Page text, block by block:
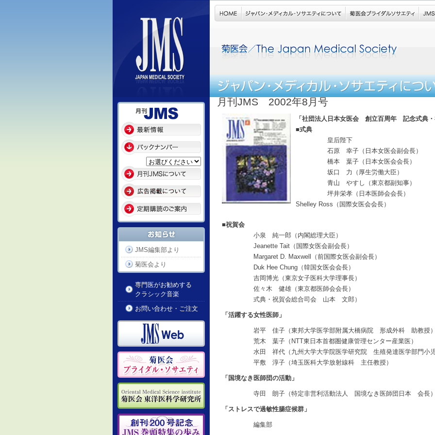
JMS編集部より
菊医会より
専門医がお勧めする
クラシック音楽
お問い合わせ・ご注文
月刊JMS 2002年8月号
「社団法人日本女医会 創立百周年 記念式典
■式典
皇后陛下
石原 幸子（日本女医会副会長）
橋本 葉子（日本女医会会長）
坂口 力（厚生労働大臣）
青山 やすし（東京都副知事）
坪井栄孝（日本医師会会長）
Shelley Ross（国際女医会会長）
■祝賀会
小泉 純一郎（内閣総理大臣）
Jeanette Tait（国際女医会副会長）
Margaret D. Maxwell（前国際女医会副会長）
Duk Hee Chung（韓国女医会会長）
吉岡博光（東京女子医科大学理事長）
佐々木 健雄（東京都医師会会長）
式典・祝賀会総合司会 山本 文郎）
「活躍する女性医師」
岩平 佳子（東邦大学医学部附属大橋病院 形成外科 助教授
荒木 葉子（NTT東日本首都圏健康管理センター産業医）
水田 祥代（九州大学大学院医学研究院 生殖発達医学部門小児
平敷 淳子（埼玉医科大学放射線科 主任教授）
「国境なき医師団の活動」
寺田 朗子（特定非営利活動法人 国境なき医師団日本 会長
「ストレスで過敏性腸症候群」
編集部